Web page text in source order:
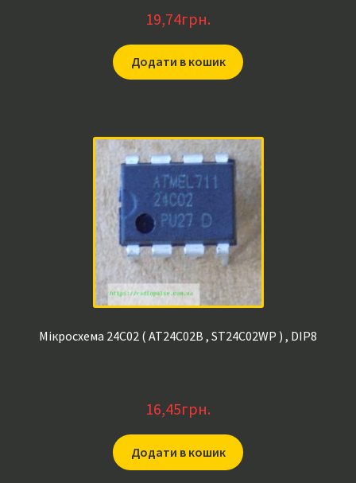
19,74грн.
Додати в кошик
Мікросхема 24C02 ( AT24C02B , ST24C02WP ) , DIP8
16,45грн.
Додати в кошик